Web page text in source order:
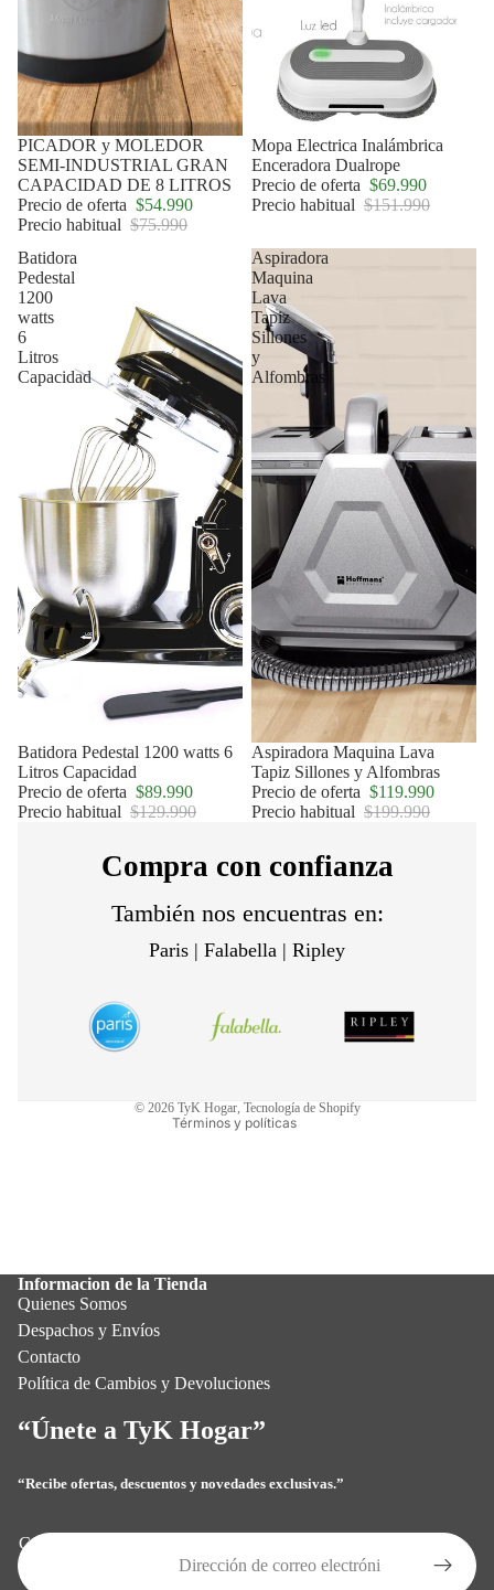
Oferta
PICADOR y MOLEDOR
SEMI-INDUSTRIAL GRAN
CAPACIDAD DE 8 LITROS
Precio de oferta $54.990
Precio habitual $75.990
Oferta
Mopa Electrica Inalámbrica
Enceradora Dualrope
Precio de oferta $69.990
Precio habitual $151.990
Batidora
Pedestal
1200
watts
6
Litros
Capacidad
Oferta
Batidora Pedestal 1200 watts 6
Litros Capacidad
Precio de oferta $89.990
Precio habitual $129.990
Aspiradora
Maquina
Lava
Tapiz
Sillones
y
Alfombras
Oferta
Aspiradora Maquina Lava
Tapiz Sillones y Alfombras
Precio de oferta $119.990
Precio habitual $199.990
Compra con confianza
También nos encuentras en:
Paris | Falabella | Ripley
© 2026 TyK Hogar, Tecnología de Shopify
Términos y políticas
Política de reembolso
Términos del servicio
Informacion de la Tienda
Quienes Somos
Despachos y Envíos
Contacto
Política de Cambios y Devoluciones
“Únete a TyK Hogar”
“Recibe ofertas, descuentos y novedades exclusivas.”
Correo electrónico
Política de privacidad